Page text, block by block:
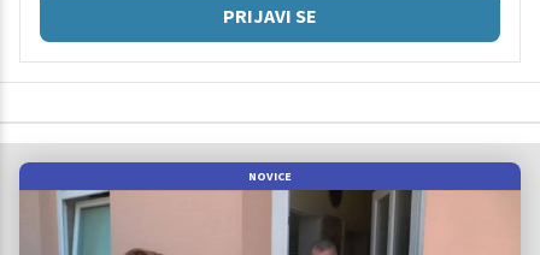
PRIJAVI SE
NOVICE